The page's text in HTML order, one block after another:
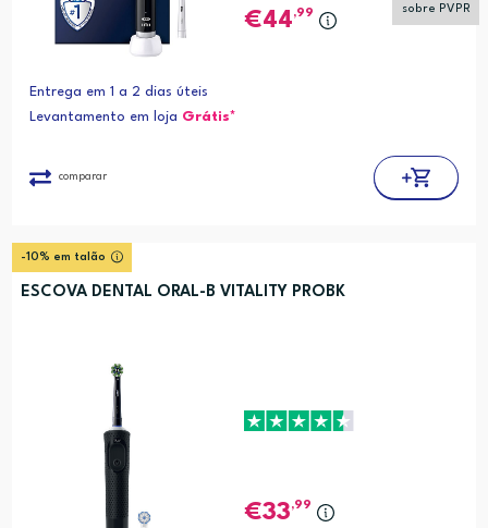
sobre PVPR
44,99
Entrega em 1 a 2 dias úteis
Levantamento em loja Grátis*
comparar
-10% em talão
ESCOVA DENTAL ORAL-B VITALITY PROBK
33,99